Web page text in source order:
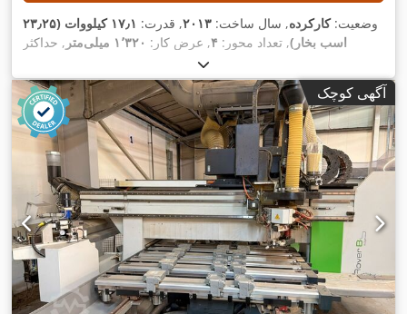
وضعیت:کارکرده, سال ساخت: ۲۰۱۳, قدرت:
۱۷٫۱ کیلووات (۲۳٫۲۵
اسب بخار), تعداد محور: ۴, عرض کار: ۱٬۳۲۰ میلی‌متر
, حداکثر
۲۴٬۰۰۰ دور/دقیقه
میلی‌متر,
آگهی کوچک